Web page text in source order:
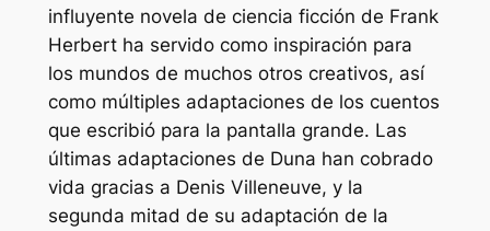
influyente novela de ciencia ficción de Frank
Herbert ha servido como inspiración para
los mundos de muchos otros creativos, así
como múltiples adaptaciones de los cuentos
que escribió para la pantalla grande. Las
últimas adaptaciones de Duna han cobrado
vida gracias a Denis Villeneuve, y la
segunda mitad de su adaptación de la